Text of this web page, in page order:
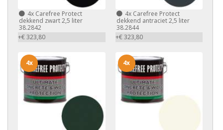
4x Carefree Protect
dekkend zwart 2,5 liter
38.2842
+€ 323,80
4xCarefree Protect
dekkend antraciet 2,5 liter
38.2844
+€ 323,80
4x 4x